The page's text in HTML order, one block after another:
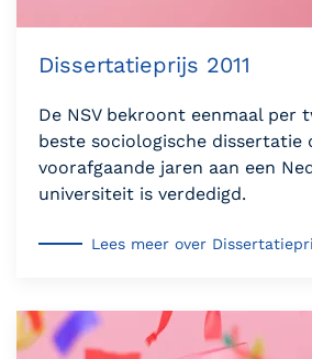
Dissertatieprijs 2011
De NSV bekroont eenmaal per
beste sociologische dissertatie
voorafgaande jaren aan een
universiteit is verdedigd.
Lees meer over